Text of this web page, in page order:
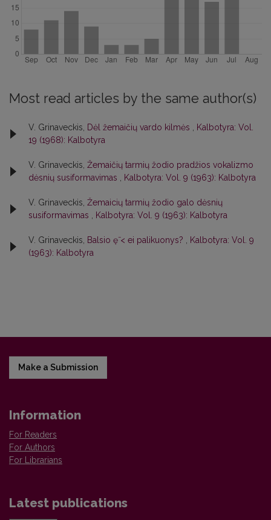
Most read articles by the same author(s)
V. Grinaveckis, Dėl žemaičių vardo kilmės
Kalbotyra: Vol.
19 (1968): Kalbotyra
V. Grinaveckis, Žemaičių tarmių žodio pradžios vokalizmo
dėsnių susiformavimas
Kalbotyra: Vol. 9 (1963): Kalbotyra
V. Grinaveckis, Žemaicių tarmių žodio galo dėsnių
susiformavimas
Kalbotyra: Vol. 9 (1963): Kalbotyra
V. Grinaveckis, Balsio ę̄ < ei palikuonys?
Kalbotyra: Vol. 9
(1963): Kalbotyra
Make a Submission
Information
For Readers
For Authors
For Librarians
Latest publications